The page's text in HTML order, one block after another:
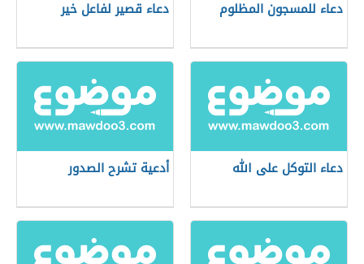
دعاء للمسجون المظلوم دعاء قصير لفاعل خير
دعاء التوكل على الله أدعية تشرح الصدور